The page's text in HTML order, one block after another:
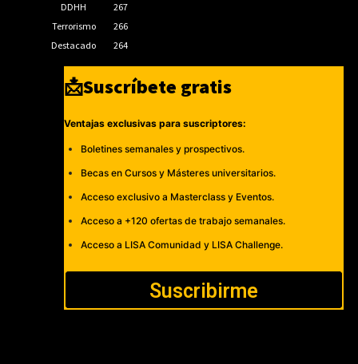
DDHH
267
Terrorismo
266
Destacado
264
📩Suscríbete gratis
Ventajas exclusivas para suscriptores:
Boletines semanales y prospectivos.
Becas en Cursos y Másteres universitarios.
Acceso exclusivo a Masterclass y Eventos.
Acceso a +120 ofertas de trabajo semanales.
Acceso a LISA Comunidad y LISA Challenge.
Suscribirme